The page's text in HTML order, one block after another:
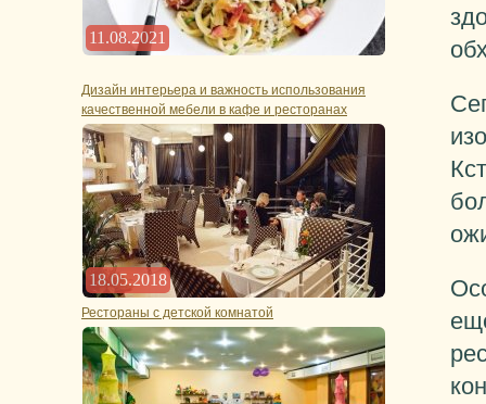
11.08.2021
Дизайн интерьера и важность использования
качественной мебели в кафе и ресторанах
18.05.2018
Рестораны с детской комнатой